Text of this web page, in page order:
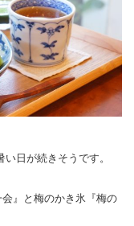
日が続きそうです。
』と梅のかき氷『梅の